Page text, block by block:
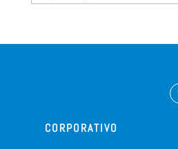
CORPORATIVO